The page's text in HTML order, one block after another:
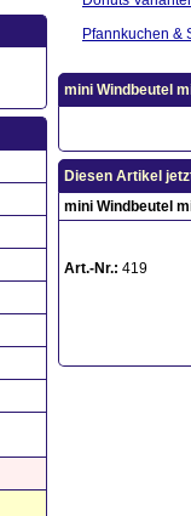
Pfannkuchen &
mini Windbeutel
Diesen Artikel
mini Windbeutel
Art.-Nr.: 419